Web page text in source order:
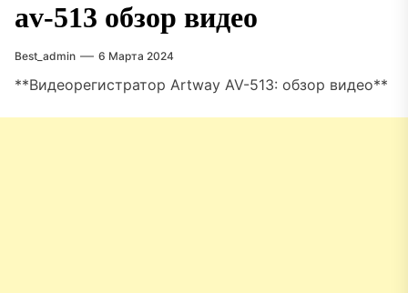
av-513 обзор видео
Best_admin 6 Марта 2024
**Видеорегистратор Artway AV-513: обзор видео**